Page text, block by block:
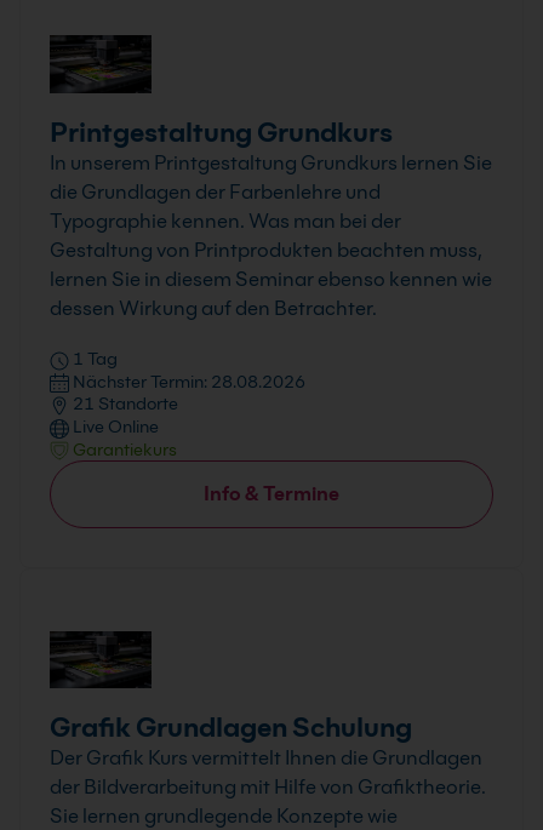
Printgestaltung Grundkurs
In unserem Printgestaltung Grundkurs lernen Sie
die Grundlagen der Farbenlehre und
Typographie kennen. Was man bei der
Gestaltung von Printprodukten beachten muss,
lernen Sie in diesem Seminar ebenso kennen wie
dessen Wirkung auf den Betrachter.
1 Tag
Nächster Termin: 28.08.2026
21 Standorte
Live Online
Garantiekurs
Info & Termine
Grafik Grundlagen Schulung
Der Grafik Kurs vermittelt Ihnen die Grundlagen
der Bildverarbeitung mit Hilfe von Grafiktheorie.
Sie lernen grundlegende Konzepte wie